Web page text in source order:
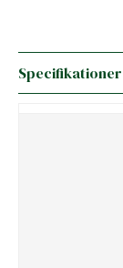
Specifikationer